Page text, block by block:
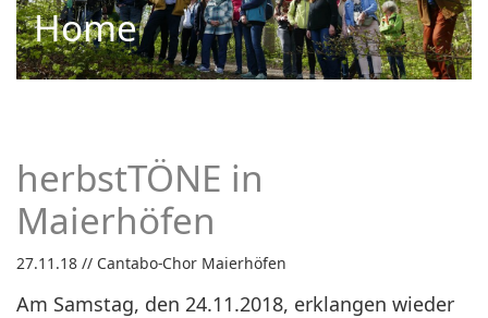
Home
herbstTÖNE in
Maierhöfen
27.11.18 // Cantabo-Chor Maierhöfen
Am Samstag, den 24.11.2018, erklangen wieder